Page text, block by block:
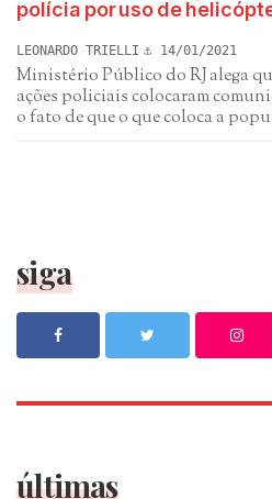
polícia por uso de
LEONARDO TRIELLI 14/01/2021
Ministério Público do RJ alega
ações policiais colocaram
o fato de que o que coloca a
siga
últimas